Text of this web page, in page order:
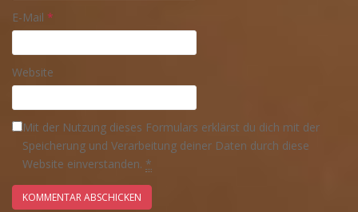
E-Mail *
Website
Mit der Nutzung dieses Formulars erklärst du dich mit der
Speicherung und Verarbeitung deiner Daten durch diese
Website einverstanden. *